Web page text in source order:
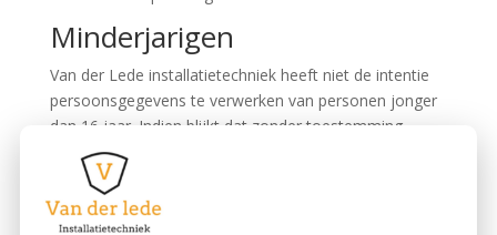
Minderjarigen
Van der Lede installatietechniek heeft niet de intentie
persoonsgegevens te verwerken van personen jonger
dan 16 jaar. Indien blijkt dat zonder toestemming
persoonsgegevens van een minderjarige zijn
verzameld, kunnen deze op verzoek worden
verwijderd.